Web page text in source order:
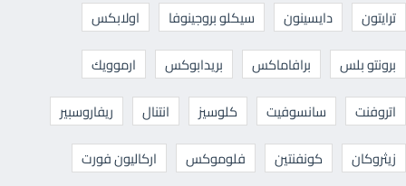
ترايتون
دايسينون سيكلو بروجينوفا
اولابكس
برونتو بلس
برافاماكس بريدابوكس
ارموويك
اتروفنت
سانسوفيت كلوسيز انتنال
ريفاروسبير
زيثروكان
كونفنتين فلوموكس
اركاليون فورت